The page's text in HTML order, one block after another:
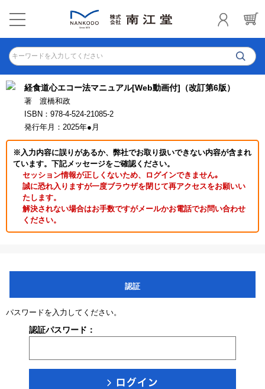
キーワードを入力してください
経食道心エコー法マニュアル[Web動画付]（改訂第6版）
著 渡橋和政
ISBN：978-4-524-21085-2
発行年月：2025年●月
※入力内容に誤りがあるか、弊社でお取り扱いできない内容が含まれ
ています。下記メッセージをご確認ください。
セッション情報が正しくないため、ログインできません｡
誠に恐れ入りますが一度ブラウザを閉じて再アクセスをお願いい
たします。
解決されない場合はお手数ですがメールかお電話でお問い合わせ
ください。
認証
パスワードを入力してください。
認証パスワード：